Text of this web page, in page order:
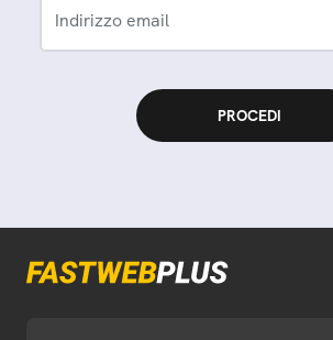
Indirizzo email